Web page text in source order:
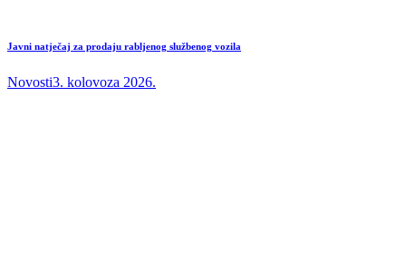
Javni natječaj za prodaju rabljenog službenog vozila
Novosti3. kolovoza 2026.